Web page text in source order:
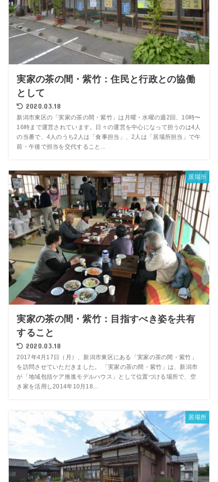
実家の茶の間・紫竹：住民と行政との協働
として
2020.03.18
新潟市東区の「実家の茶の間・紫竹」は月曜・水曜の週2回、10時〜
16時まで運営されています。日々の運営を中心になって担うのは4人
の当番で、4人のうち2人は「食事担当」、2人は「居場所担当」で午
前・午後で担当を交代すること...
居場所
実家の茶の間・紫竹：目指すべき姿を共有
すること
2020.03.18
2017年4月17日（月）、新潟市東区にある「実家の茶の間・紫竹」
を訪問させていただきました。 「実家の茶の間・紫竹」は、新潟市
が「地域包括ケア推進モデルハウス」として位置づける場所で、空
き家を活用し2014年10月18...
居場所